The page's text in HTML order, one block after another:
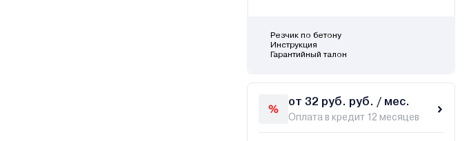
Резчик по бетону
Инструкция
Гарантийный талон
от 32 руб. руб. / мес.
Оплата в кредит 12 месяцев